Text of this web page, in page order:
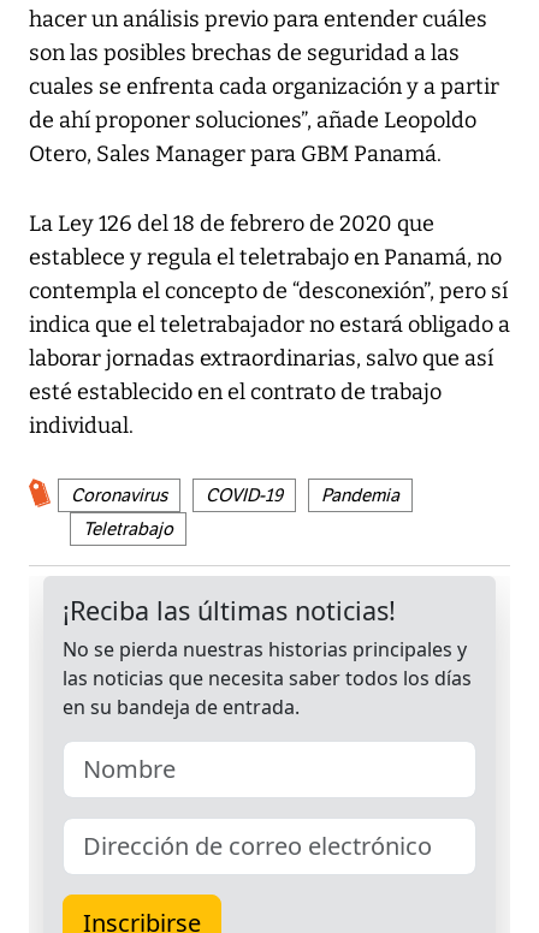
hacer un análisis previo para entender cuáles
son las posibles brechas de seguridad a las
cuales se enfrenta cada organización y a partir
de ahí proponer soluciones”, añade Leopoldo
Otero, Sales Manager para GBM Panamá.
La Ley 126 del 18 de febrero de 2020 que
establece y regula el teletrabajo en Panamá, no
contempla el concepto de “desconexión”, pero sí
indica que el teletrabajador no estará obligado a
laborar jornadas extraordinarias, salvo que así
esté establecido en el contrato de trabajo
individual.
Coronavirus COVID-19
Pandemia
Teletrabajo